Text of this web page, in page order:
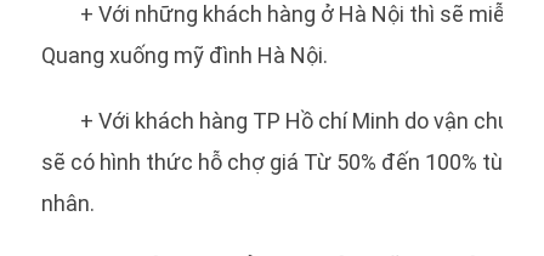
+ Với những khách hàng ở Hà Nội thì sẽ miễn
Quang xuống mỹ đình Hà Nội.
+ Với khách hàng TP Hồ chí Minh do vận
sẽ có hình thức hỗ chợ giá Từ 50% đến 100% tùy
nhân.